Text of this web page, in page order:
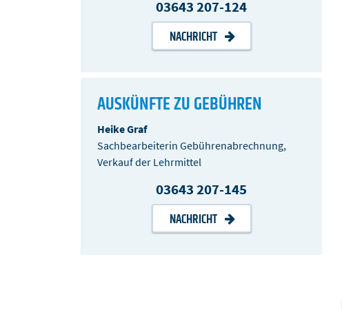
03643 207-124
NACHRICHT
AUSKÜNFTE ZU GEBÜHREN
Heike Graf
Sachbearbeiterin Gebührenabrechnung,
Verkauf der Lehrmittel
03643 207-145
NACHRICHT